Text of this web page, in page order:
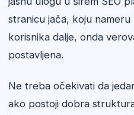
stranicu jača, koju
korisnika dalje, onda
postavljena.
Ne treba očekivati da
ako postoji dobra